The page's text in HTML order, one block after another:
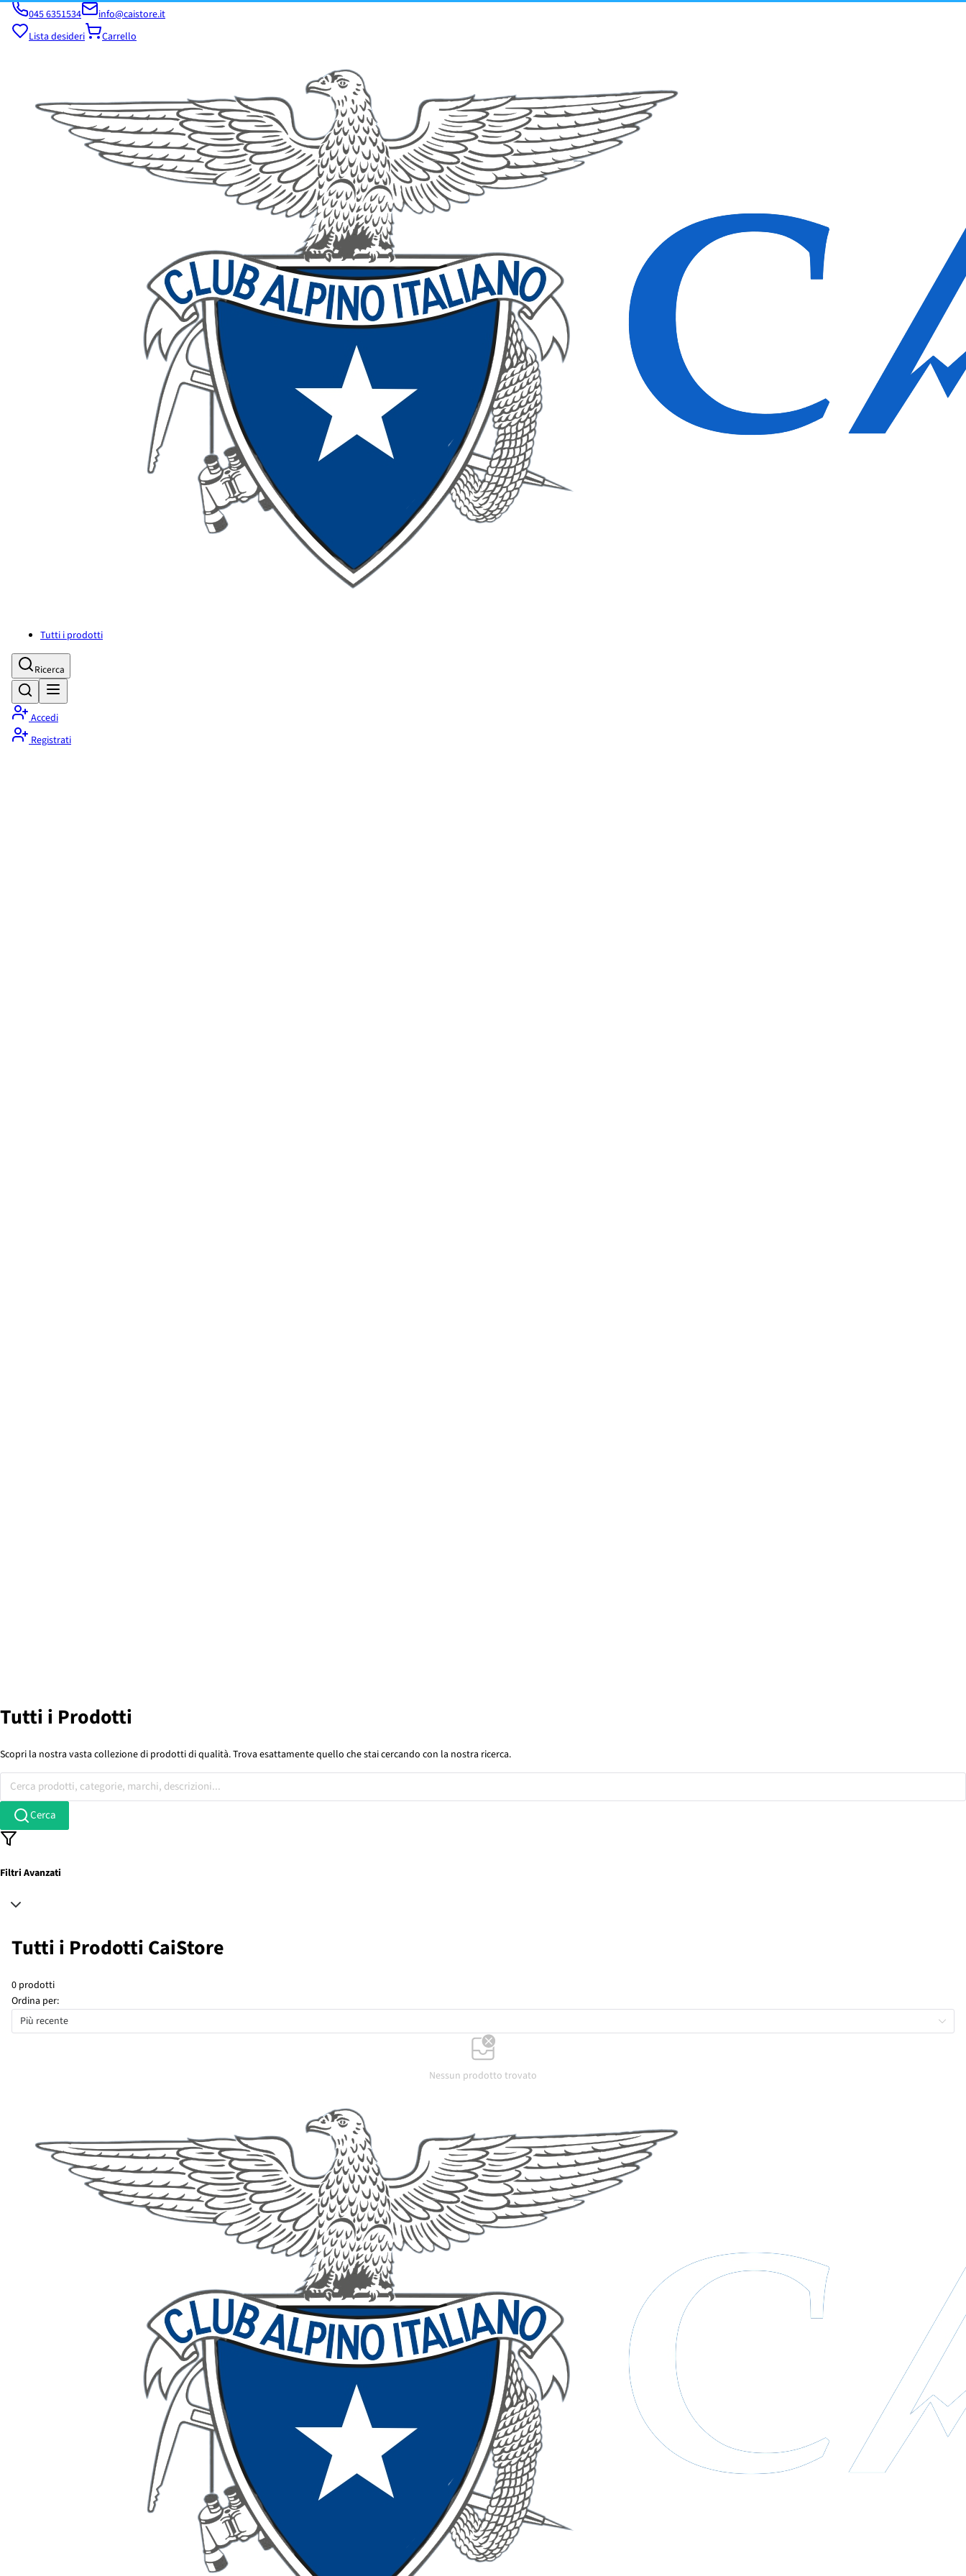
045 6351534
info@caistore.it
Lista desideri
Carrello
Tutti i prodotti
Ricerca
Accedi
Registrati
Tutti i Prodotti
Scopri la nostra vasta collezione di prodotti di qualità. Trova esattamente quello che stai cercando con la nostra ricerca.
Cerca prodotti, categorie, marchi, descrizioni...
Cerca
Filtri Avanzati
Tutti i Prodotti CaiStore
0 prodotti
Ordina per:
Più recente
Nessun prodotto trovato